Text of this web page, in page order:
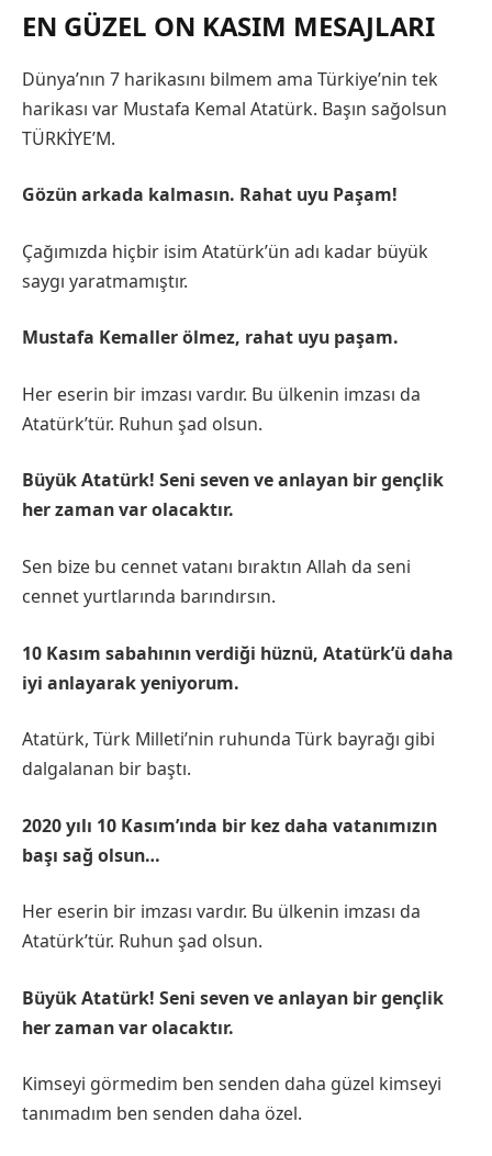
EN GÜZEL ON KASIM MESAJLARI
Dünya’nın 7 harikasını bilmem ama Türkiye’nin tek
harikası var Mustafa Kemal Atatürk. Başın sağolsun
TÜRKİYE’M.
Gözün arkada kalmasın. Rahat uyu Paşam!
Çağımızda hiçbir isim Atatürk’ün adı kadar büyük
saygı yaratmamıştır.
Mustafa Kemaller ölmez, rahat uyu paşam.
Her eserin bir imzası vardır. Bu ülkenin imzası da
Atatürk’tür. Ruhun şad olsun.
Büyük Atatürk! Seni seven ve anlayan bir gençlik
her zaman var olacaktır.
Sen bize bu cennet vatanı bıraktın Allah da seni
cennet yurtlarında barındırsın.
10 Kasım sabahının verdiği hüznü, Atatürk’ü daha
iyi anlayarak yeniyorum.
Atatürk, Türk Milleti’nin ruhunda Türk bayrağı gibi
dalgalanan bir baştı.
2020 yılı 10 Kasım’ında bir kez daha vatanımızın
başı sağ olsun…
Her eserin bir imzası vardır. Bu ülkenin imzası da
Atatürk’tür. Ruhun şad olsun.
Büyük Atatürk! Seni seven ve anlayan bir gençlik
her zaman var olacaktır.
Kimseyi görmedim ben senden daha güzel kimseyi
tanımadım ben senden daha özel.